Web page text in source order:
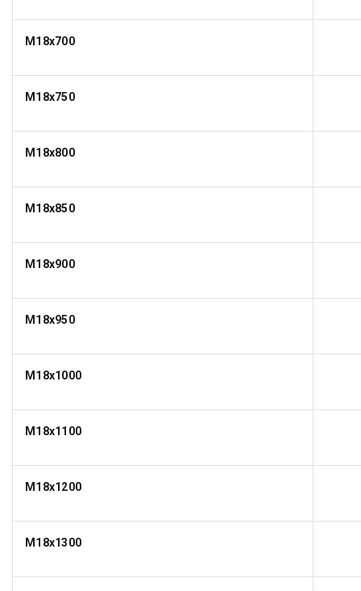
M18x700
M18x750
M18x800
M18x850
M18x900
M18x950
M18x1000
M18x1100
M18x1200
M18x1300